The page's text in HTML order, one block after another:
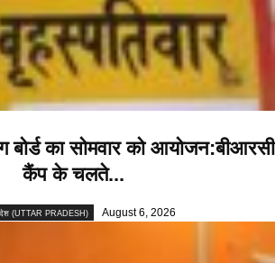
बोर्ड का सोमवार को आयोजन:बीआरसी
कैंप के चलते...
(UTTAR PRADESH) August 6, 2026